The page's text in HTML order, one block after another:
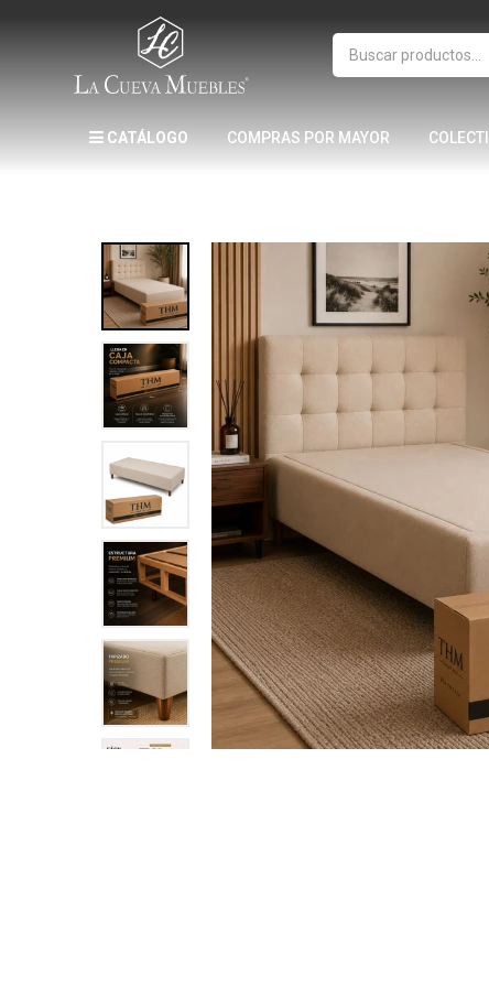
CATÁLOGO COMPRAS POR MAYOR